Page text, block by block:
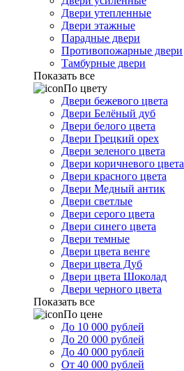
Двери утепленные
Двери этажные
Парадные двери
Противопожарные двери
Тамбурные двери
Показать все
По цвету
Двери бежевого цвета
Двери Белёный дуб
Двери белого цвета
Двери Грецкий орех
Двери зеленого цвета
Двери коричневого цвета
Двери красного цвета
Двери Медный антик
Двери светлые
Двери серого цвета
Двери синего цвета
Двери темные
Двери цвета венге
Двери цвета Дуб
Двери цвета Шоколад
Двери черного цвета
Показать все
По цене
До 10 000 рублей
До 20 000 рублей
До 40 000 рублей
От 40 000 рублей